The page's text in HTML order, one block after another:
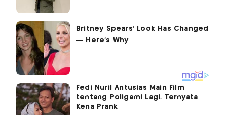
Fedi Nuril Antusias Main Film
tentang Poligami Lagi, Ternyata
Kena Prank